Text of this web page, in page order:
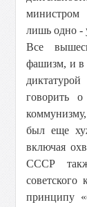
лишь одно -
Все
фашизм, и в
говорить
был еще
включая
СССР
советского
принципу